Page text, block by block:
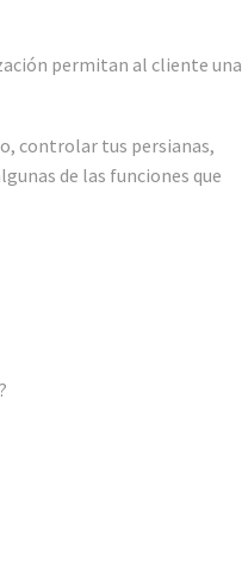
permitan al cliente una
controlar tus persianas,
de las funciones que